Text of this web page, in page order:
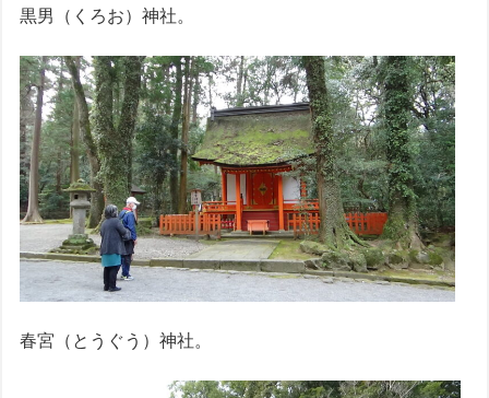
黒男（くろお）神社。
春宮（とうぐう）神社。